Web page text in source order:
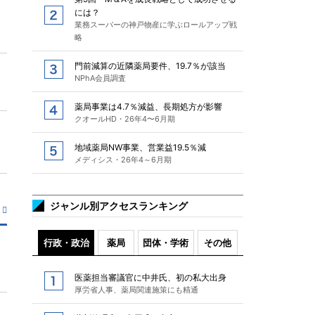
には？
業務スーパーの神戸物産に学ぶロールアップ戦
略
門前減算の近隣薬局要件、19.7％が該当
NPhA会員調査
薬局事業は4.7％減益、長期処方が影響
クオールHD・26年4〜6月期
地域薬局NW事業、営業益19.5％減
メディシス・26年4～6月期
ジャンル別アクセスランキング
行政・政治 薬局 団体・学術 その他
医薬担当審議官に中井氏、初の私大出身
厚労省人事、薬局関連施策にも精通